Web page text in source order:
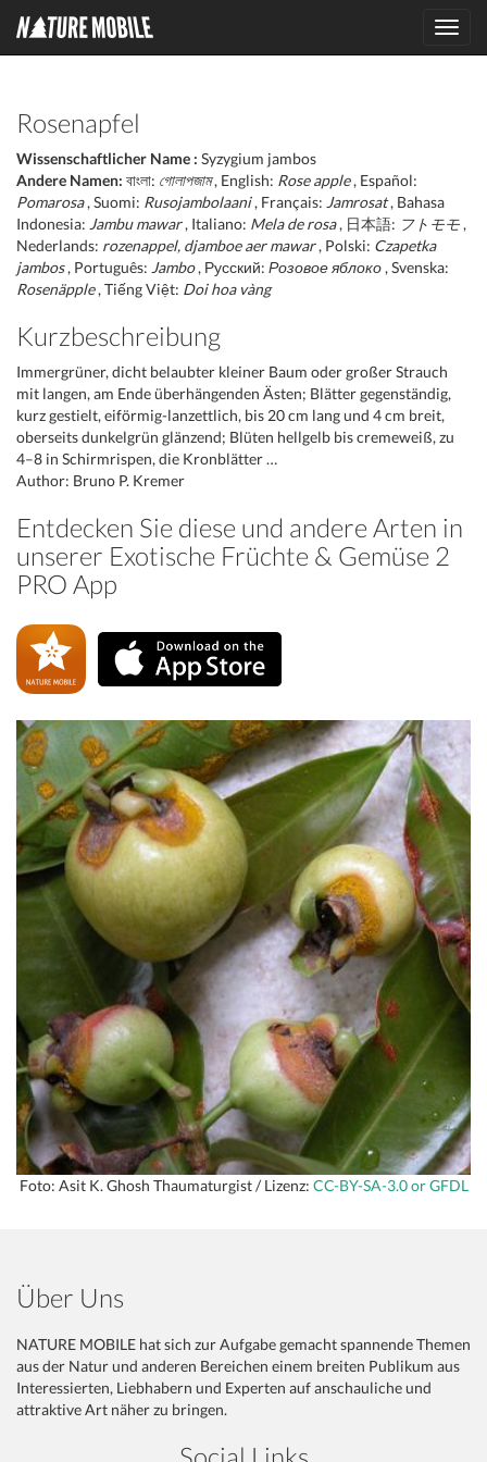
Rosenapfel
Wissenschaftlicher Name : Syzygium jambos
Andere Namen: বাংলা: গোলাপজাম, English: Rose apple, Español:
Pomarosa, Suomi: Rusojambolaani, Français: Jamrosat, Bahasa
Indonesia: Jambu mawar, Italiano: Mela de rosa, 日本語: フトモモ ,
Nederlands: rozenappel, djamboe aer mawar, Polski: Czapetka
jambos, Português: Jambo, Русский: Розовое яблоко , Svenska:
Rosenäpple, Tiếng Việt: Doi hoa vàng
Kurzbeschreibung
Immergrüner, dicht belaubter kleiner Baum oder großer Strauch
mit langen, am Ende überhängenden Ästen; Blätter gegenständig,
kurz gestielt, eiförmig-lanzettlich, bis 20 cm lang und 4 cm breit,
oberseits dunkelgrün glänzend; Blüten hellgelb bis cremeweiß, zu
4–8 in Schirmrispen, die Kronblätter …
Author: Bruno P. Kremer
Entdecken Sie diese und andere Arten in
unserer Exotische Früchte & Gemüse 2
PRO App
Foto: Asit K. Ghosh Thaumaturgist / Lizenz: CC-BY-SA-3.0 or GFDL
Über Uns
NATURE MOBILE hat sich zur Aufgabe gemacht spannende Themen
aus der Natur und anderen Bereichen einem breiten Publikum aus
Interessierten, Liebhabern und Experten auf anschauliche und
attraktive Art näher zu bringen.